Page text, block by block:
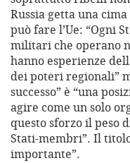
Russia getta una cima
può fare l’Ue: “Ogni
militari che operano
hanno esperienze
dei poteri regionali”
successo” è “una
agire come un solo
questo sforzo il peso
Stati-membri”. Il
importante”.